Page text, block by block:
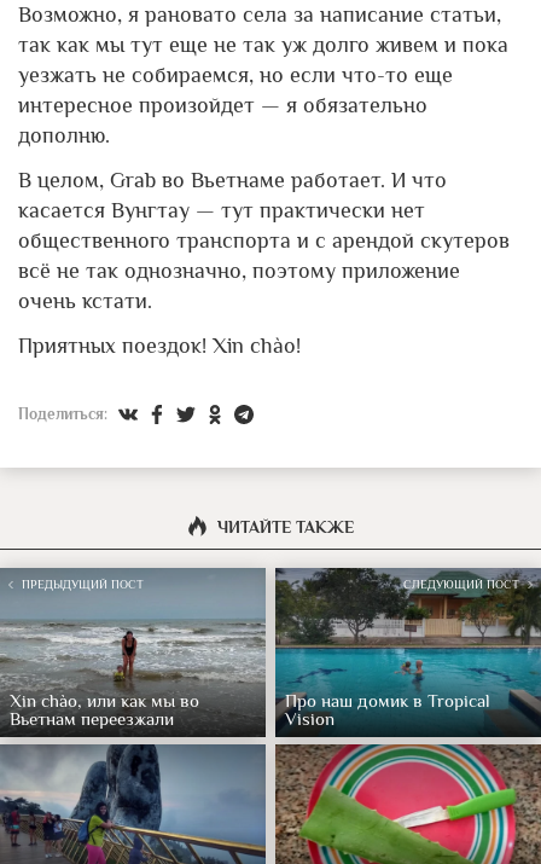
Возможно, я рановато села за написание статьи,
так как мы тут еще не так уж долго живем и пока
уезжать не собираемся, но если что-то еще
интересное произойдет — я обязательно
дополню.
В целом, Grab во Вьетнаме работает. И что
касается Вунгтау — тут практически нет
общественного транспорта и с арендой скутеров
всё не так однозначно, поэтому приложение
очень кстати.
Приятных поездок! Xin chào!
Поделиться:
ЧИТАЙТЕ ТАКЖЕ
ПРЕДЫДУЩИЙ ПОСТ
Xin chào, или как мы во
Вьетнам переезжали
СЛЕДУЮЩИЙ ПОСТ
Про наш домик в Tropical
Vision